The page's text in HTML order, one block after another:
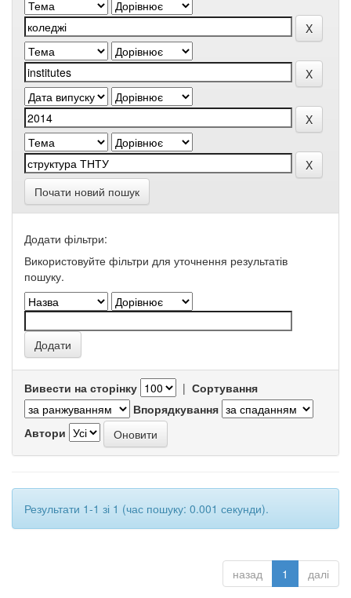
Почати новий пошук
Додати фільтри:
Використовуйте фільтри для уточнення результатів
пошуку.
Вивести на сторінку | Сортування
Впорядкування
Автори
Результати 1-1 зі 1 (час пошуку: 0.001 секунди).
назад 1 далі